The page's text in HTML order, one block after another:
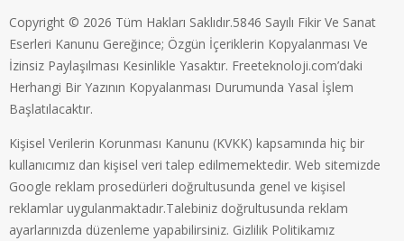
Copyright © 2026 Tüm Hakları Saklıdır.5846 Sayılı Fikir Ve Sanat
Eserleri Kanunu Gereğince; Özgün İçeriklerin Kopyalanması Ve
İzinsiz Paylaşılması Kesinlikle Yasaktır. Freeteknoloji.com’daki
Herhangi Bir Yazının Kopyalanması Durumunda Yasal İşlem
Başlatılacaktır.
Kişisel Verilerin Korunması Kanunu (KVKK) kapsamında hiç bir
kullanıcımız dan kişisel veri talep edilmemektedir. Web sitemizde
Google reklam prosedürleri doğrultusunda genel ve kişisel
reklamlar uygulanmaktadır.Talebiniz doğrultusunda reklam
ayarlarınızda düzenleme yapabilirsiniz. Gizlilik Politikamız